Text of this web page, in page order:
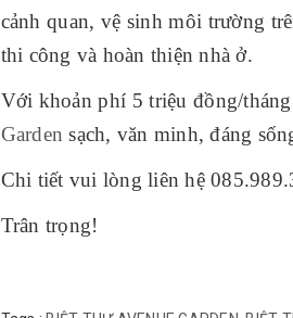
cảnh quan, vệ sinh môi trường
thi công và hoàn thiện nhà ở.
Với khoản phí 5 triệu đồng/
Garden sạch, văn minh, đáng
Chi tiết vui lòng liên hệ
Trân trọng!